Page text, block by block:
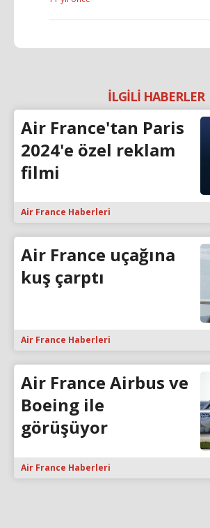
İLGİLİ HABERLER
Air France'tan Paris
2024'e özel reklam
filmi
Air France Haberleri
Air France uçağına
kuş çarptı
Air France Haberleri
Air France Airbus ve
Boeing ile
görüşüyor
Air France Haberleri